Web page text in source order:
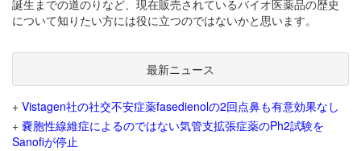
誕生までの道のりなど、現在販売されているバイオ医薬品の歴史
について知りたい方には役に立つのではないかと思います。
最新ニュース
+ Vistagen社の社交不安症薬fasedienolの2回点鼻も有意効果なし
+ 嚢胞性線維症によるのではない気管支拡張症薬のPh2試験を
Sanofiが停止